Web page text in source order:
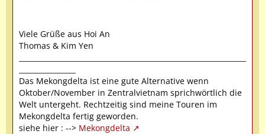
Viele Grüße aus Hoi An
Thomas & Kim Yen
Das Mekongdelta ist eine gute Alternative wenn
Oktober/November in Zentralvietnam sprichwörtlich die
Welt untergeht. Rechtzeitig sind meine Touren im
Mekongdelta fertig geworden.
siehe hier : --> Mekongdelta